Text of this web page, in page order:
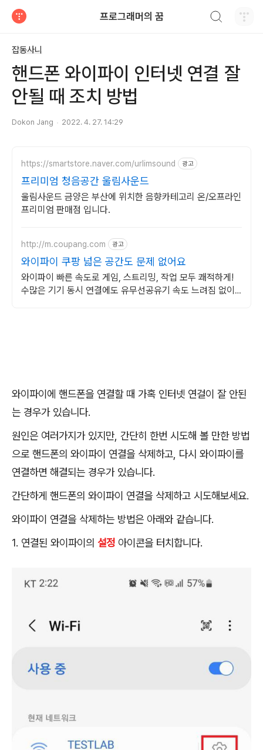
프로그래머의 꿈
잡동사니
핸드폰 와이파이 인터넷 연결 잘
안될 때 조치 방법
Dokon Jang 2022. 4. 27. 14:29
https://smartstore.naver.com/urlimsound 광고
프리미엄 청음공간 울림사운드
울림사운드 금양은 부산에 위치한 음향카테고리 온/오프라인
프리미엄 판매점 입니다.
http://m.coupang.com 광고
와이파이 쿠팡 넓은 공간도 문제 없어요
와이파이 빠른 속도로 게임, 스트리밍, 작업 모두 쾌적하게!
수많은 기기 동시 연결에도 유무선공유기 속도 느려짐 없이
와이파이에 핸드폰을 연결할 때 가혹 인터넷 연걸이 잘 안된
는 경우가 있습니다.
원인은 여러가지가 있지만, 간단히 한번 시도해 볼 만한 방법
으로 핸드폰의 와이파이 연결을 삭제하고, 다시 와이파이를
연결하면 해결되는 경우가 있습니다.
간단하게 핸드폰의 와이파이 연결을 삭제하고 시도해보세요.
와이파이 연결을 삭제하는 방법은 아래와 같습니다.
1. 연결된 와이파이의 설정 아이콘을 터치합니다.